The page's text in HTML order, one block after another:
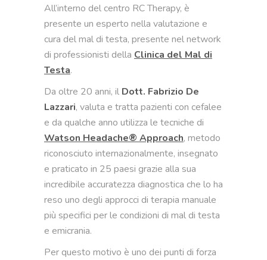
All’interno del centro RC Therapy, è
presente un esperto nella valutazione e
cura del mal di testa, presente nel network
di professionisti della Clinica del Mal di
Testa.
Da oltre 20 anni, il Dott. Fabrizio De
Lazzari, valuta e tratta pazienti con cefalee
e da qualche anno utilizza le tecniche di
Watson Headache® Approach, metodo
riconosciuto internazionalmente, insegnato
e praticato in 25 paesi grazie alla sua
incredibile accuratezza diagnostica che lo ha
reso uno degli approcci di terapia manuale
più specifici per le condizioni di mal di testa
e emicrania.
Per questo motivo è uno dei punti di forza